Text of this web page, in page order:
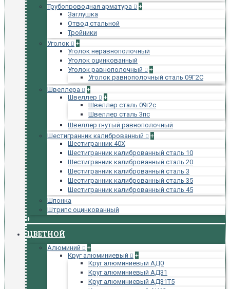
Трубопроводная арматура
+
Заглушка
Отвод стальной
Тройники
Уголок
+
Уголок неравнополочный
Уголок оцинкованный
Уголок равнополочный
+
Уголок равнополочный сталь 09Г2С
Швеллера
+
Швеллер
+
Швеллер сталь 09г2с
Швеллер сталь 3пс
Швеллер гнутый равнополочный
Шестигранник калиброванный
+
Шестигранник 40Х
Шестигранник калиброванный сталь 10
Шестигранник калиброванный сталь 20
Шестигранник калиброванный сталь 3
Шестигранник калиброванный сталь 35
Шестигранник калиброванный сталь 45
Шпонка
Штрипс оцинкованный
+
ЦВЕТНОЙ
Алюминий
+
Круг алюминиевый
+
Круг алюминиевый АД0
Круг алюминиевый АД31
Круг алюминиевый АД31Т5